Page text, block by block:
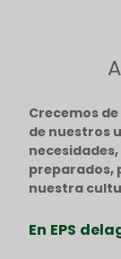
Crecemos
de nuestros
preparados,
nuestra
En EPS